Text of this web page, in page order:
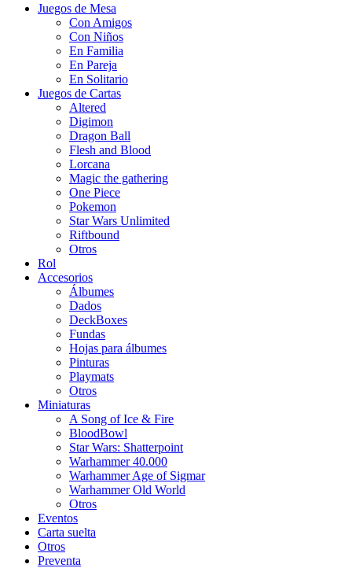
Juegos de Mesa
Con Amigos
Con Niños
En Familia
En Pareja
En Solitario
Juegos de Cartas
Altered
Digimon
Dragon Ball
Flesh and Blood
Lorcana
Magic the gathering
One Piece
Pokemon
Star Wars Unlimited
Riftbound
Otros
Rol
Accesorios
Álbumes
Dados
DeckBoxes
Fundas
Hojas para álbumes
Pinturas
Playmats
Otros
Miniaturas
A Song of Ice & Fire
BloodBowl
Star Wars: Shatterpoint
Warhammer 40.000
Warhammer Age of Sigmar
Warhammer Old World
Otros
Eventos
Carta suelta
Otros
Preventa